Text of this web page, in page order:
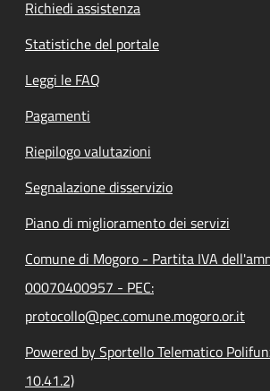
Richiedi assistenza
Statistiche del portale
Leggi le FAQ
Pagamenti
Riepilogo valutazioni
Segnalazione disservizio
Piano di miglioramento dei servizi
Comune di Mogoro - Partita IVA
00070400957 - PEC:
protocollo@pec.comune.mogoro.or.it
Powered by Sportello Telematico
10.41.2)